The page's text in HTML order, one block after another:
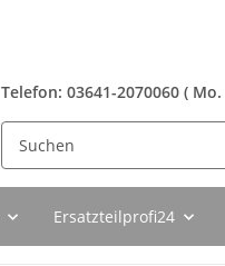
Telefon: 03641-2070060 (
Ersatzteilprofi24